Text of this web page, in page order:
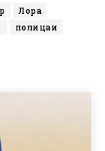
Лора
полицаи